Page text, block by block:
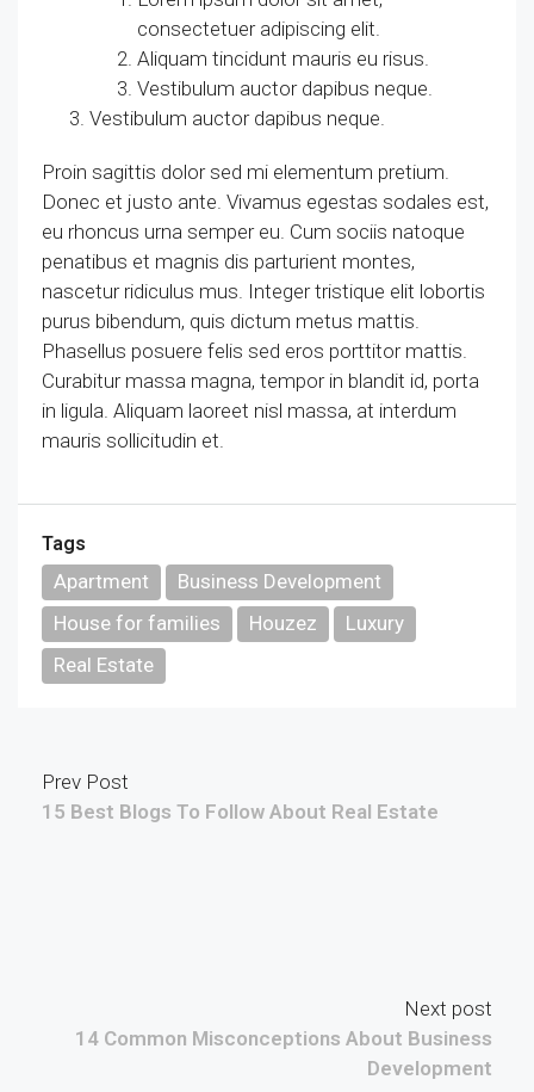
consectetuer adipiscing elit.
Aliquam tincidunt mauris eu risus.
Vestibulum auctor dapibus neque.
Vestibulum auctor dapibus neque.
Proin sagittis dolor sed mi elementum pretium.
Donec et justo ante. Vivamus egestas sodales est,
eu rhoncus urna semper eu. Cum sociis natoque
penatibus et magnis dis parturient montes,
nascetur ridiculus mus. Integer tristique elit lobortis
purus bibendum, quis dictum metus mattis.
Phasellus posuere felis sed eros porttitor mattis.
Curabitur massa magna, tempor in blandit id, porta
in ligula. Aliquam laoreet nisl massa, at interdum
mauris sollicitudin et.
Tags
Apartment
Business Development
House for families
Houzez
Luxury
Real Estate
Prev Post
15 Best Blogs To Follow About Real Estate
Next post
14 Common Misconceptions About Business
Development